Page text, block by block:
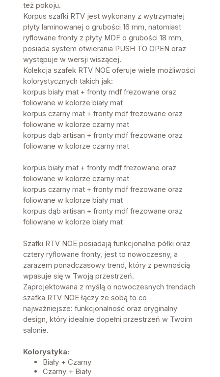
też pokoju.
Korpus szafki RTV jest wykonany z wytrzymałej
płyty laminowanej o grubości 16 mm, natomiast
ryflowane fronty z płyty MDF o grubości 18 mm,
posiada system otwierania PUSH TO OPEN oraz
występuje w wersji wiszącej.
Kolekcja szafek RTV NOE oferuje wiele możliwości
kolorystycznych takich jak:
korpus biały mat + fronty mdf frezowane oraz
foliowane w kolorze biały mat
korpus czarny mat + fronty mdf frezowane oraz
foliowane w kolorze czarny mat
korpus dąb artisan + fronty mdf frezowane oraz
foliowane w kolorze czarny mat
korpus biały mat + fronty mdf frezowane oraz
foliowane w kolorze czarny mat
korpus czarny mat + fronty mdf frezowane oraz
foliowane w kolorze biały mat
korpus dąb artisan + fronty mdf frezowane oraz
foliowane w kolorze biały mat
Szafki RTV NOE posiadają funkcjonalne półki oraz
cztery ryflowane fronty, jest to nowoczesny, a
zarazem ponadczasowy trend, który z pewnością
wpasuje się w Twoją przestrzeń.
Zaprojektowana z myślą o nowoczesnych trendach
szafka RTV NOE łączy ze sobą to co
najważniejsze: funkcjonalność oraz oryginalny
design, który idealnie dopełni przestrzeń w Twoim
salonie.
Kolorystyka:
Biały + Czarny
Czarny + Biały